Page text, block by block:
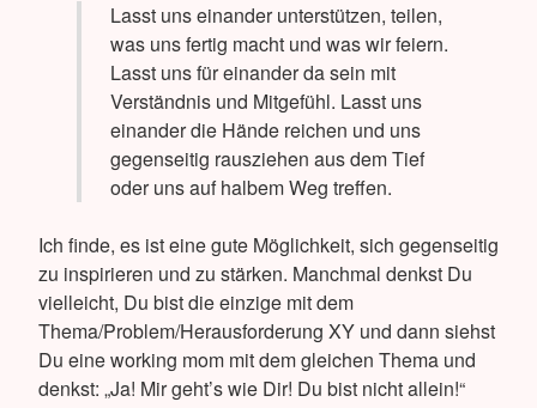
Lasst uns einander unterstützen, teilen,
was uns fertig macht und was wir feiern.
Lasst uns für einander da sein mit
Verständnis und Mitgefühl. Lasst uns
einander die Hände reichen und uns
gegenseitig rausziehen aus dem Tief
oder uns auf halbem Weg treffen.
Ich finde, es ist eine gute Möglichkeit, sich gegenseitig
zu inspirieren und zu stärken. Manchmal denkst Du
vielleicht, Du bist die einzige mit dem
Thema/Problem/Herausforderung XY und dann siehst
Du eine working mom mit dem gleichen Thema und
denkst: „Ja! Mir geht’s wie Dir! Du bist nicht allein!“